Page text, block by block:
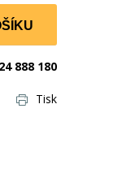
888 180
Tisk